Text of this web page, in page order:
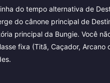
do tempo alternativa de
do cânone principal de
principal da Bungie. Você
fixa (Titã, Caçador, Arcano